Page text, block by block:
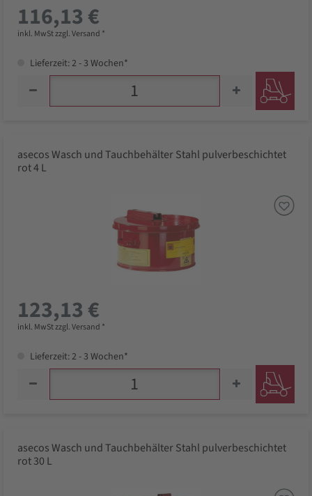
116,13 €
inkl. MwSt zzgl. Versand *
Lieferzeit: 2 - 3 Wochen*
asecos Wasch und Tauchbehälter Stahl pulverbeschichtet
rot 4 L
123,13 €
inkl. MwSt zzgl. Versand *
Lieferzeit: 2 - 3 Wochen*
asecos Wasch und Tauchbehälter Stahl pulverbeschichtet
rot 30 L